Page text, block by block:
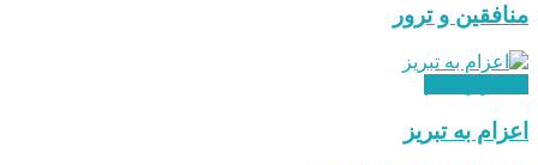
منافقین و ترور
اعزام به تبریز